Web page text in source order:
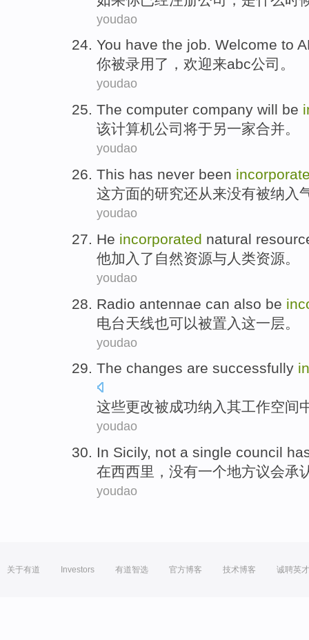
youdao
You have the job. Welcome to
你被录用了 ， 欢迎来abc公司。
youdao
The computer company will be
该计算机公司 将于另一家合并。
youdao
This has never been
这方面的研究还从来没有被纳入
youdao
He incorporated natural
他加入了 自然资源与人类资源。
youdao
Radio antennae can also be
电台天线也可以被置入 这一层 。
youdao
The changes are successfully
这些更改被成功纳入其工作空间
youdao
In Sicily, not a single council
在西西里 ， 没有一个地方议会承
youdao
关于有道 Investors 有道智选 官方博客 技术博客 诚聘英才